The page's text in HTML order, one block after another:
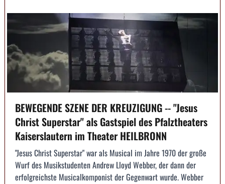
BEWEGENDE SZENE DER KREUZIGUNG -- "Jesus
Christ Superstar" als Gastspiel des Pfalztheaters
Kaiserslautern im Theater HEILBRONN
"Jesus Christ Superstar" war als Musical im Jahre 1970 der große
Wurf des Musikstudenten Andrew Lloyd Webber, der dann der
erfolgreichste Musicalkomponist der Gegenwart wurde. Webber